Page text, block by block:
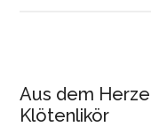
Aus dem
Klötenlikör